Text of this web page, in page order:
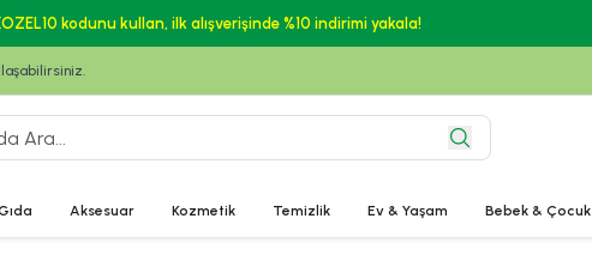
kodunu kullan, ilk alışverişinde %10 indirimi yakala!
Aksesuar Kozmetik Temizlik Ev & Yaşam Bebek & Çocuk